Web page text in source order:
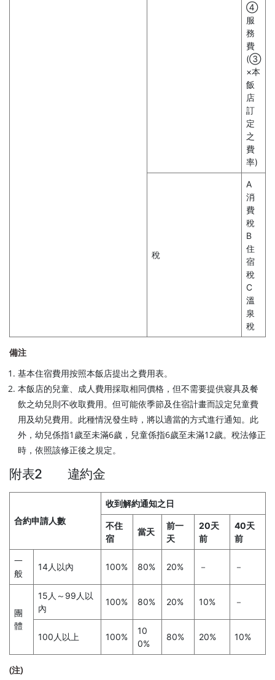
④
服
務
費
(③
×本
飯
店
訂
定
之
費
率)
稅
A
消
費
稅
B
住
宿
稅
C
溫
泉
稅
備注
基本住宿費用按照本飯店提出之費用表。
本飯店的兒童、成人費用採取相同價格，但不需要提供寢具及餐
飲之幼兒則不收取費用。但可能依季節及住宿計畫而設定兒童費
用及幼兒費用。此種情況發生時，將以適當的方式進行通知。此
外，幼兒係指1歲至未滿6歲，兒童係指6歲至未滿12歲。稅法修正
時，依照該修正後之規定。
附表2 違約金
合約申請人數
收到解約通知之日
不住
宿
當天
前一
天
20天
前
40天
前
一
般
14人以內 100% 80% 20% － －
團
體
15人～99人以
內
100% 80% 20% 10% －
100人以上 100%
10
0%
80% 20% 10%
(注)